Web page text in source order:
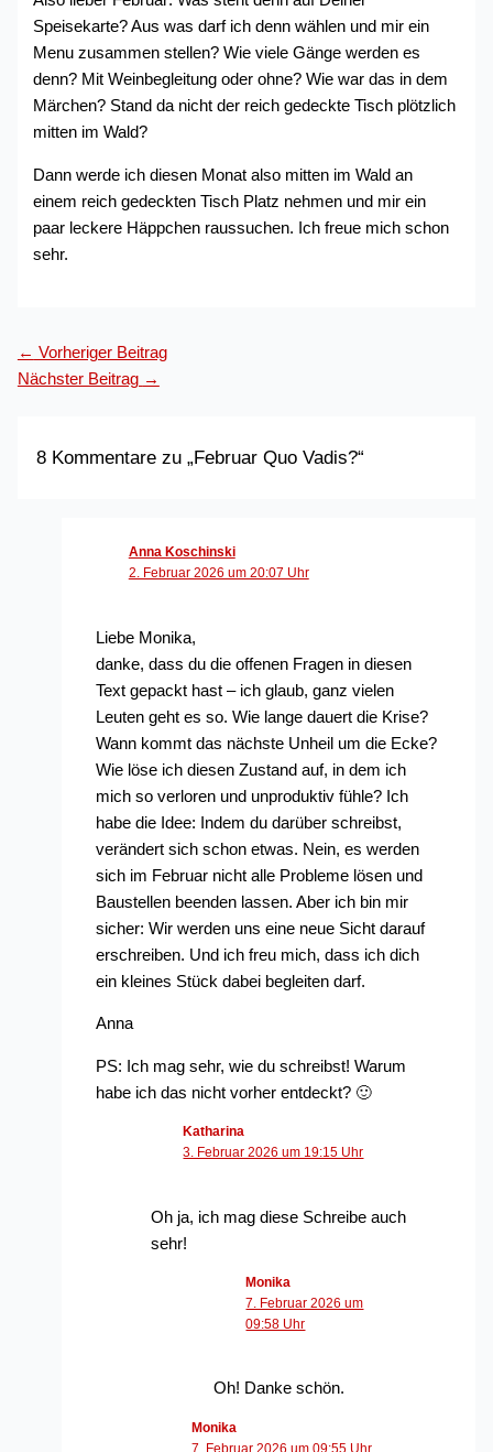
Speisekarte? Aus was darf ich denn wählen und mir ein
Menu zusammen stellen? Wie viele Gänge werden es
denn? Mit Weinbegleitung oder ohne? Wie war das in dem
Märchen? Stand da nicht der reich gedeckte Tisch plötzlich
mitten im Wald?
Dann werde ich diesen Monat also mitten im Wald an
einem reich gedeckten Tisch Platz nehmen und mir ein
paar leckere Häppchen raussuchen. Ich freue mich schon
sehr.
← Vorheriger Beitrag
Nächster Beitrag →
8 Kommentare zu „Februar Quo Vadis?“
Anna Koschinski
2. Februar 2026 um 20:07 Uhr
Liebe Monika,
danke, dass du die offenen Fragen in diesen
Text gepackt hast – ich glaub, ganz vielen
Leuten geht es so. Wie lange dauert die Krise?
Wann kommt das nächste Unheil um die Ecke?
Wie löse ich diesen Zustand auf, in dem ich
mich so verloren und unproduktiv fühle? Ich
habe die Idee: Indem du darüber schreibst,
verändert sich schon etwas. Nein, es werden
sich im Februar nicht alle Probleme lösen und
Baustellen beenden lassen. Aber ich bin mir
sicher: Wir werden uns eine neue Sicht darauf
erschreiben. Und ich freu mich, dass ich dich
ein kleines Stück dabei begleiten darf.
Anna
PS: Ich mag sehr, wie du schreibst! Warum
habe ich das nicht vorher entdeckt? 🙂
Katharina
3. Februar 2026 um 19:15 Uhr
Oh ja, ich mag diese Schreibe auch
sehr!
Monika
7. Februar 2026 um
09:58 Uhr
Oh! Danke schön.
Monika
7. Februar 2026 um 09:55 Uhr